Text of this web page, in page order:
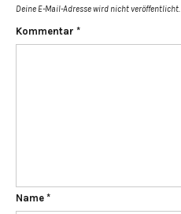
Deine E-Mail-Adresse wird nicht veröffentlicht.
Kommentar *
Name *